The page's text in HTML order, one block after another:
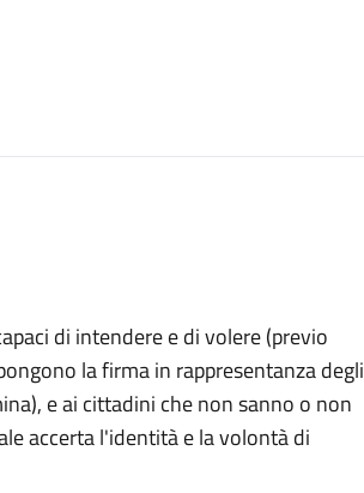
di intendere e di volere (previo
la firma in rappresentanza degli
e ai cittadini che non sanno o non
accerta l'identità e la volontà di